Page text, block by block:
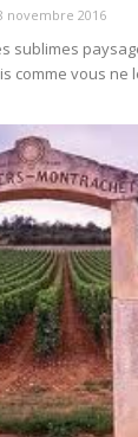
novembre 2016
sublimes
comme vous ne